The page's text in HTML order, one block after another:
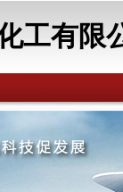
工有限